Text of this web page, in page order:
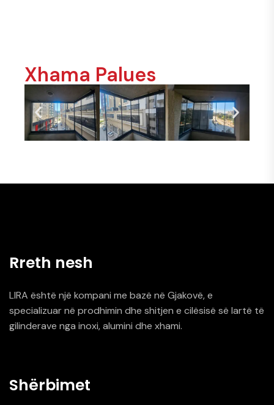
Xhama Palues
Rreth nesh
LIRA është një kompani me bazë në Gjakovë, e
specializuar në prodhimin dhe shitjen e cilësisë së lartë të
gilinderave nga inoxi, alumini dhe xhami.
Shërbimet